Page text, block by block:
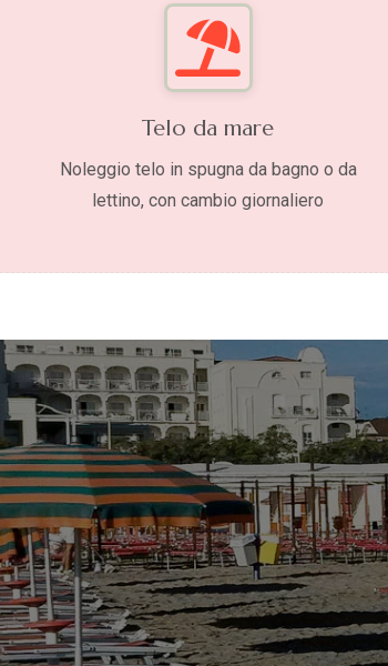
Telo da mare
Noleggio telo in spugna da bagno o da
lettino, con cambio giornaliero